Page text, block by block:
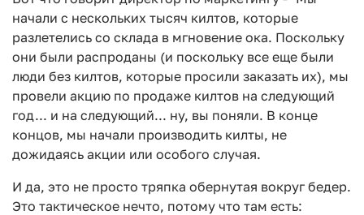
начали с нескольких тысяч килтов, которые
разлетелись со склада в мгновение ока. Поскольку
они были распроданы (и поскольку все еще были
люди без килтов, которые просили заказать их), мы
провели акцию по продаже килтов на следующий
год... и на следующий... ну, вы поняли. В конце
концов, мы начали производить килты, не
дожидаясь акции или особого случая.
И да, это не просто тряпка обернутая вокруг бедер.
Это тактическое нечто, потому что там есть: